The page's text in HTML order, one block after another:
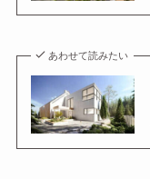
あわせて読みたい